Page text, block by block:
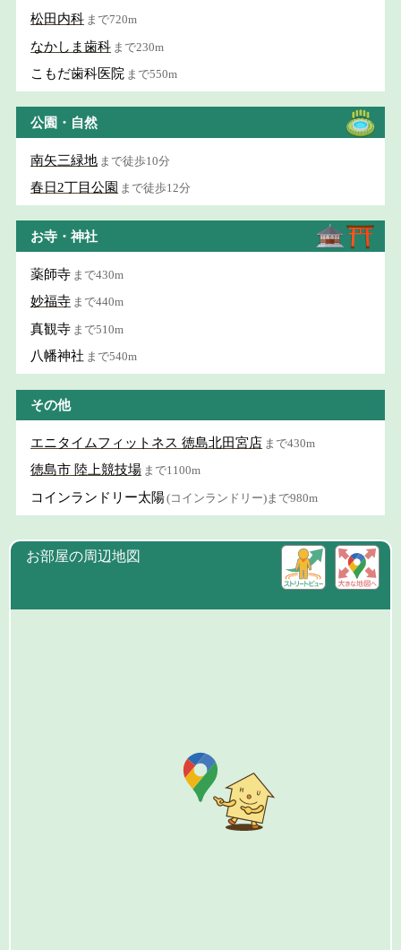
松田内科 まで720m
なかしま歯科 まで230m
こもだ歯科医院 まで550m
公園・自然
南矢三緑地 まで徒歩10分
春日2丁目公園 まで徒歩12分
お寺・神社
薬師寺 まで430m
妙福寺 まで440m
真観寺 まで510m
八幡神社 まで540m
その他
エニタイムフィットネス 徳島北田宮店 まで430m
徳島市 陸上競技場 まで1100m
コインランドリー太陽(コインランドリー)まで980m
お部屋の周辺地図